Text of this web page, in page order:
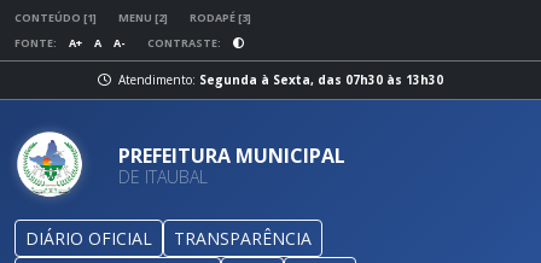
CONTEÚDO [1] MENU [2]
RODAPÉ [3]
FONTE:
A+ A A- CONTRASTE:
Atendimento: Segunda à Sexta, das 07h30 às 13h30
PREFEITURA MUNICIPAL
DE ITAUBAL
DIÁRIO OFICIAL
TRANSPARÊNCIA